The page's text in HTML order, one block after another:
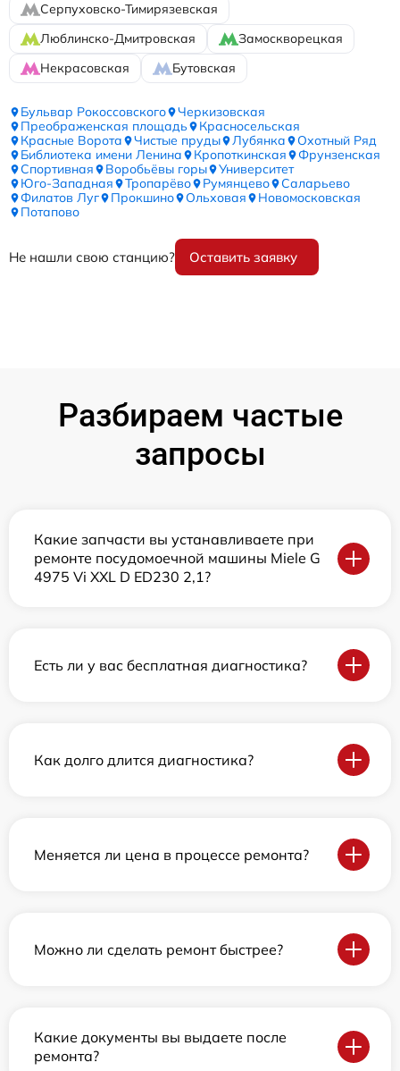
Серпуховско-Тимирязевская
Люблинско-Дмитровская
Замоскворецкая
Некрасовская
Бутовская
Бульвар Рокоссовского
Черкизовская
Преображенская площадь
Красносельская
Красные Ворота
Чистые пруды Лубянка
Охотный Ряд
Библиотека имени Ленина
Кропоткинская
Фрунзенская
Спортивная
Воробьёвы горы
Университет
Юго-Западная
Тропарёво Румянцево
Саларьево
Филатов Луг
Прокшино Ольховая
Новомосковская
Потапово
Не нашли свою станцию? Оставить заявку
Разбираем частые
запросы
Какие запчасти вы устанавливаете при
ремонте посудомоечной машины Miele G
4975 Vi XXL D ED230 2,1?
Есть ли у вас бесплатная диагностика?
Как долго длится диагностика?
Меняется ли цена в процессе ремонта?
Можно ли сделать ремонт быстрее?
Какие документы вы выдаете после
ремонта?